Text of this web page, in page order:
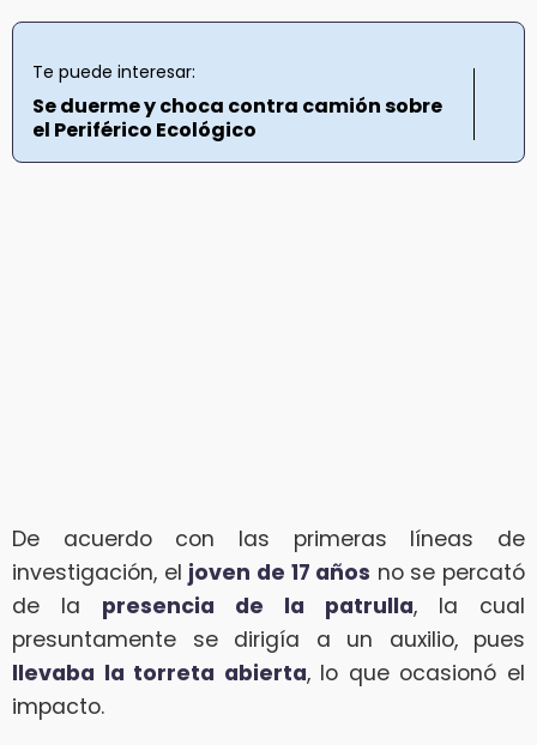
Te puede interesar:
Se duerme y choca contra camión sobre
el Periférico Ecológico
De acuerdo con las primeras líneas de
investigación, el joven de 17 años no se percató
de la presencia de la patrulla, la cual
presuntamente se dirigía a un auxilio, pues
llevaba la torreta abierta, lo que ocasionó el
impacto.